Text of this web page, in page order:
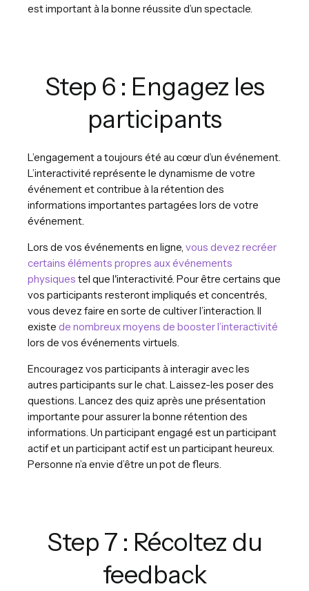
est important à la bonne réussite d’un spectacle.
Step 6 : Engagez les
participants
L’engagement a toujours été au cœur d’un événement.
L’interactivité représente le dynamisme de votre
événement et contribue à la rétention des
informations importantes partagées lors de votre
événement.
Lors de vos événements en ligne, vous devez recréer
certains éléments propres aux événements
physiques tel que l'interactivité. Pour être certains que
vos participants resteront impliqués et concentrés,
vous devez faire en sorte de cultiver l’interaction. Il
existe de nombreux moyens de booster l’interactivité
lors de vos événements virtuels.
Encouragez vos participants à interagir avec les
autres participants sur le chat. Laissez-les poser des
questions. Lancez des quiz après une présentation
importante pour assurer la bonne rétention des
informations. Un participant engagé est un participant
actif et un participant actif est un participant heureux.
Personne n’a envie d’être un pot de fleurs.
Step 7 : Récoltez du
feedback